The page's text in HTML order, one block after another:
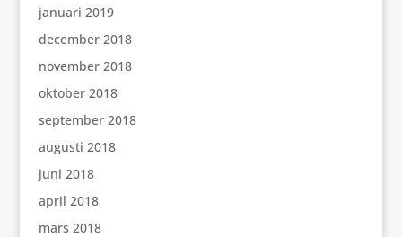
januari 2019
december 2018
november 2018
oktober 2018
september 2018
augusti 2018
juni 2018
april 2018
mars 2018